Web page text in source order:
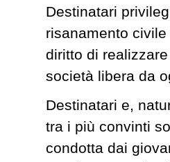
Destinatari
risanamento
diritto di
società libera da
Destinatari e,
tra i più convinti
condotta dai